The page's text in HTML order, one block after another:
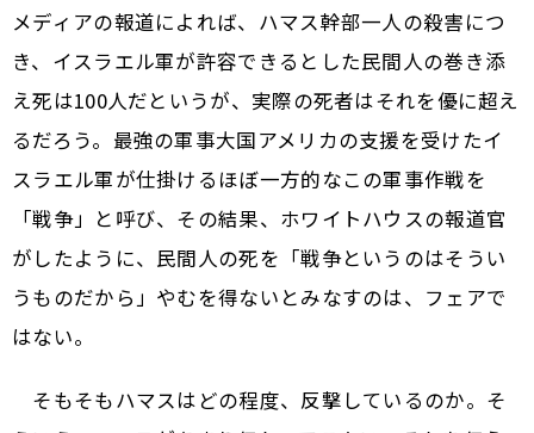
メディアの報道によれば、ハマス幹部一人の殺害につ
き、イスラエル軍が許容できるとした民間人の巻き添
え死は100人だというが、実際の死者はそれを優に超え
るだろう。最強の軍事大国アメリカの支援を受けたイ
スラエル軍が仕掛けるほぼ一方的なこの軍事作戦を
「戦争」と呼び、その結果、ホワイトハウスの報道官
がしたように、民間人の死を「戦争というのはそうい
うものだから」やむを得ないとみなすのは、フェアで
はない。
そもそもハマスはどの程度、反撃しているのか。そ